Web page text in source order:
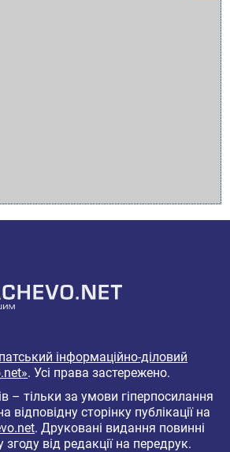
інформаційно-діловий
. Усі права застережено.
– тільки за умови гіперпосилання
відповідну сторінку публікації на
. Друковані видання повинні
від редакції на передрук.